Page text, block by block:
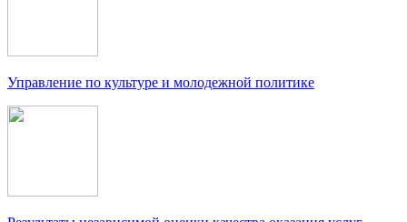
Управление по культуре и молодежной политике